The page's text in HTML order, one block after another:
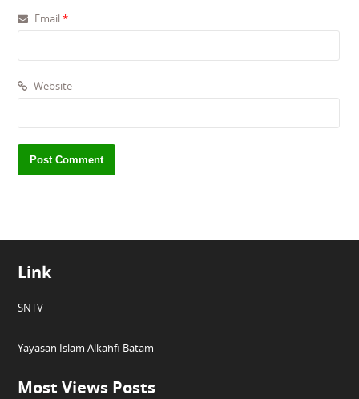
Email*
Website
Link
SNTV
Yayasan Islam Alkahfi Batam
Most Views Posts